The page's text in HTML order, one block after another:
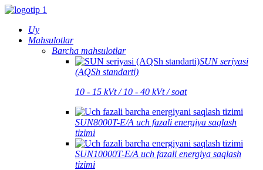
Uy
Mahsulotlar
Barcha mahsulotlar
SUN seriyasi
(AQSh standarti)
10 - 15 kVt / 10 - 40 kVt / soat
SUN8000T-E/A uch fazali energiya saqlash
tizimi
SUN10000T-E/A uch fazali energiya saqlash
tizimi